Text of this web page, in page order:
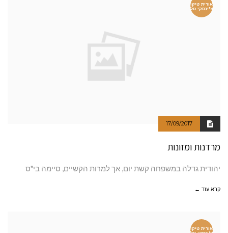
אורית טיקו
צ'ינסקי טל
17/09/2017
מרדנות ומזונות
יהודית גדלה במשפחה קשת יום, אך למרות הקשיים, סיימה בי"ס
קרא עוד ←
אורית טיקו